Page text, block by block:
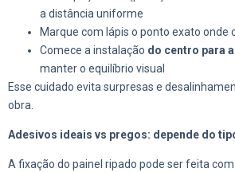
a distância uniforme
Marque com lápis o ponto exato onde
Comece a instalação do centro para
manter o equilíbrio visual
Esse cuidado evita surpresas e
obra.
Adesivos ideais vs pregos: depende do
A fixação do painel ripado pode ser feita